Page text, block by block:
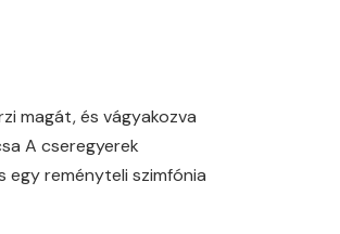
magát, és vágyakozva
A cseregyerek
reményteli szimfónia